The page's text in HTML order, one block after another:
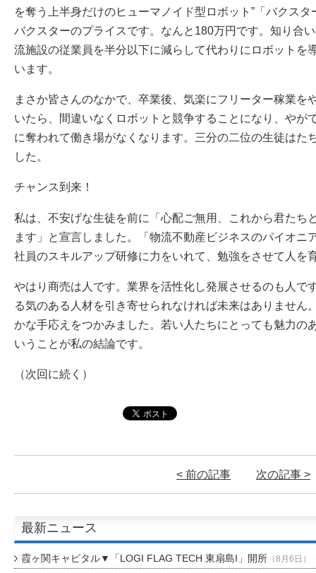
を奪う上半身だけのヒューマノイド型ロボット”「バクス
バクスターのプライスです。なんと180万円です。知り合
流施設の従業員を半分以下に減らして代わりにロボットを
います。
まさか皆さんのなかで、卒業後、気楽にフリーター稼業を
いたら、間違いなくロボットと競争することになり、やが
に奪われて働き場がなくなります。三分の二位の生徒はた
した。
チャンス到来！
私は、不安げな生徒を前に「心配ご無用、これから君たち
ます」と宣言しました。「物流不動産ビジネスのパイオニ
社員のスキルアップ研修に力をいれて、勉強をさせて人を
やはり商売は人です。業界を活性化し発展させるのも人で
る気のある人材を引き寄せられなければ未来はありません
かな手応えをつかみました。若い人たちにとっても魅力の
いうことが私の結論です。
（次回に続く）
< 前の記事 次の記事 >
最新ニュース
霞ヶ関キャピタル▼「LOGI FLAG TECH 東扇島I」開所（8月6日）